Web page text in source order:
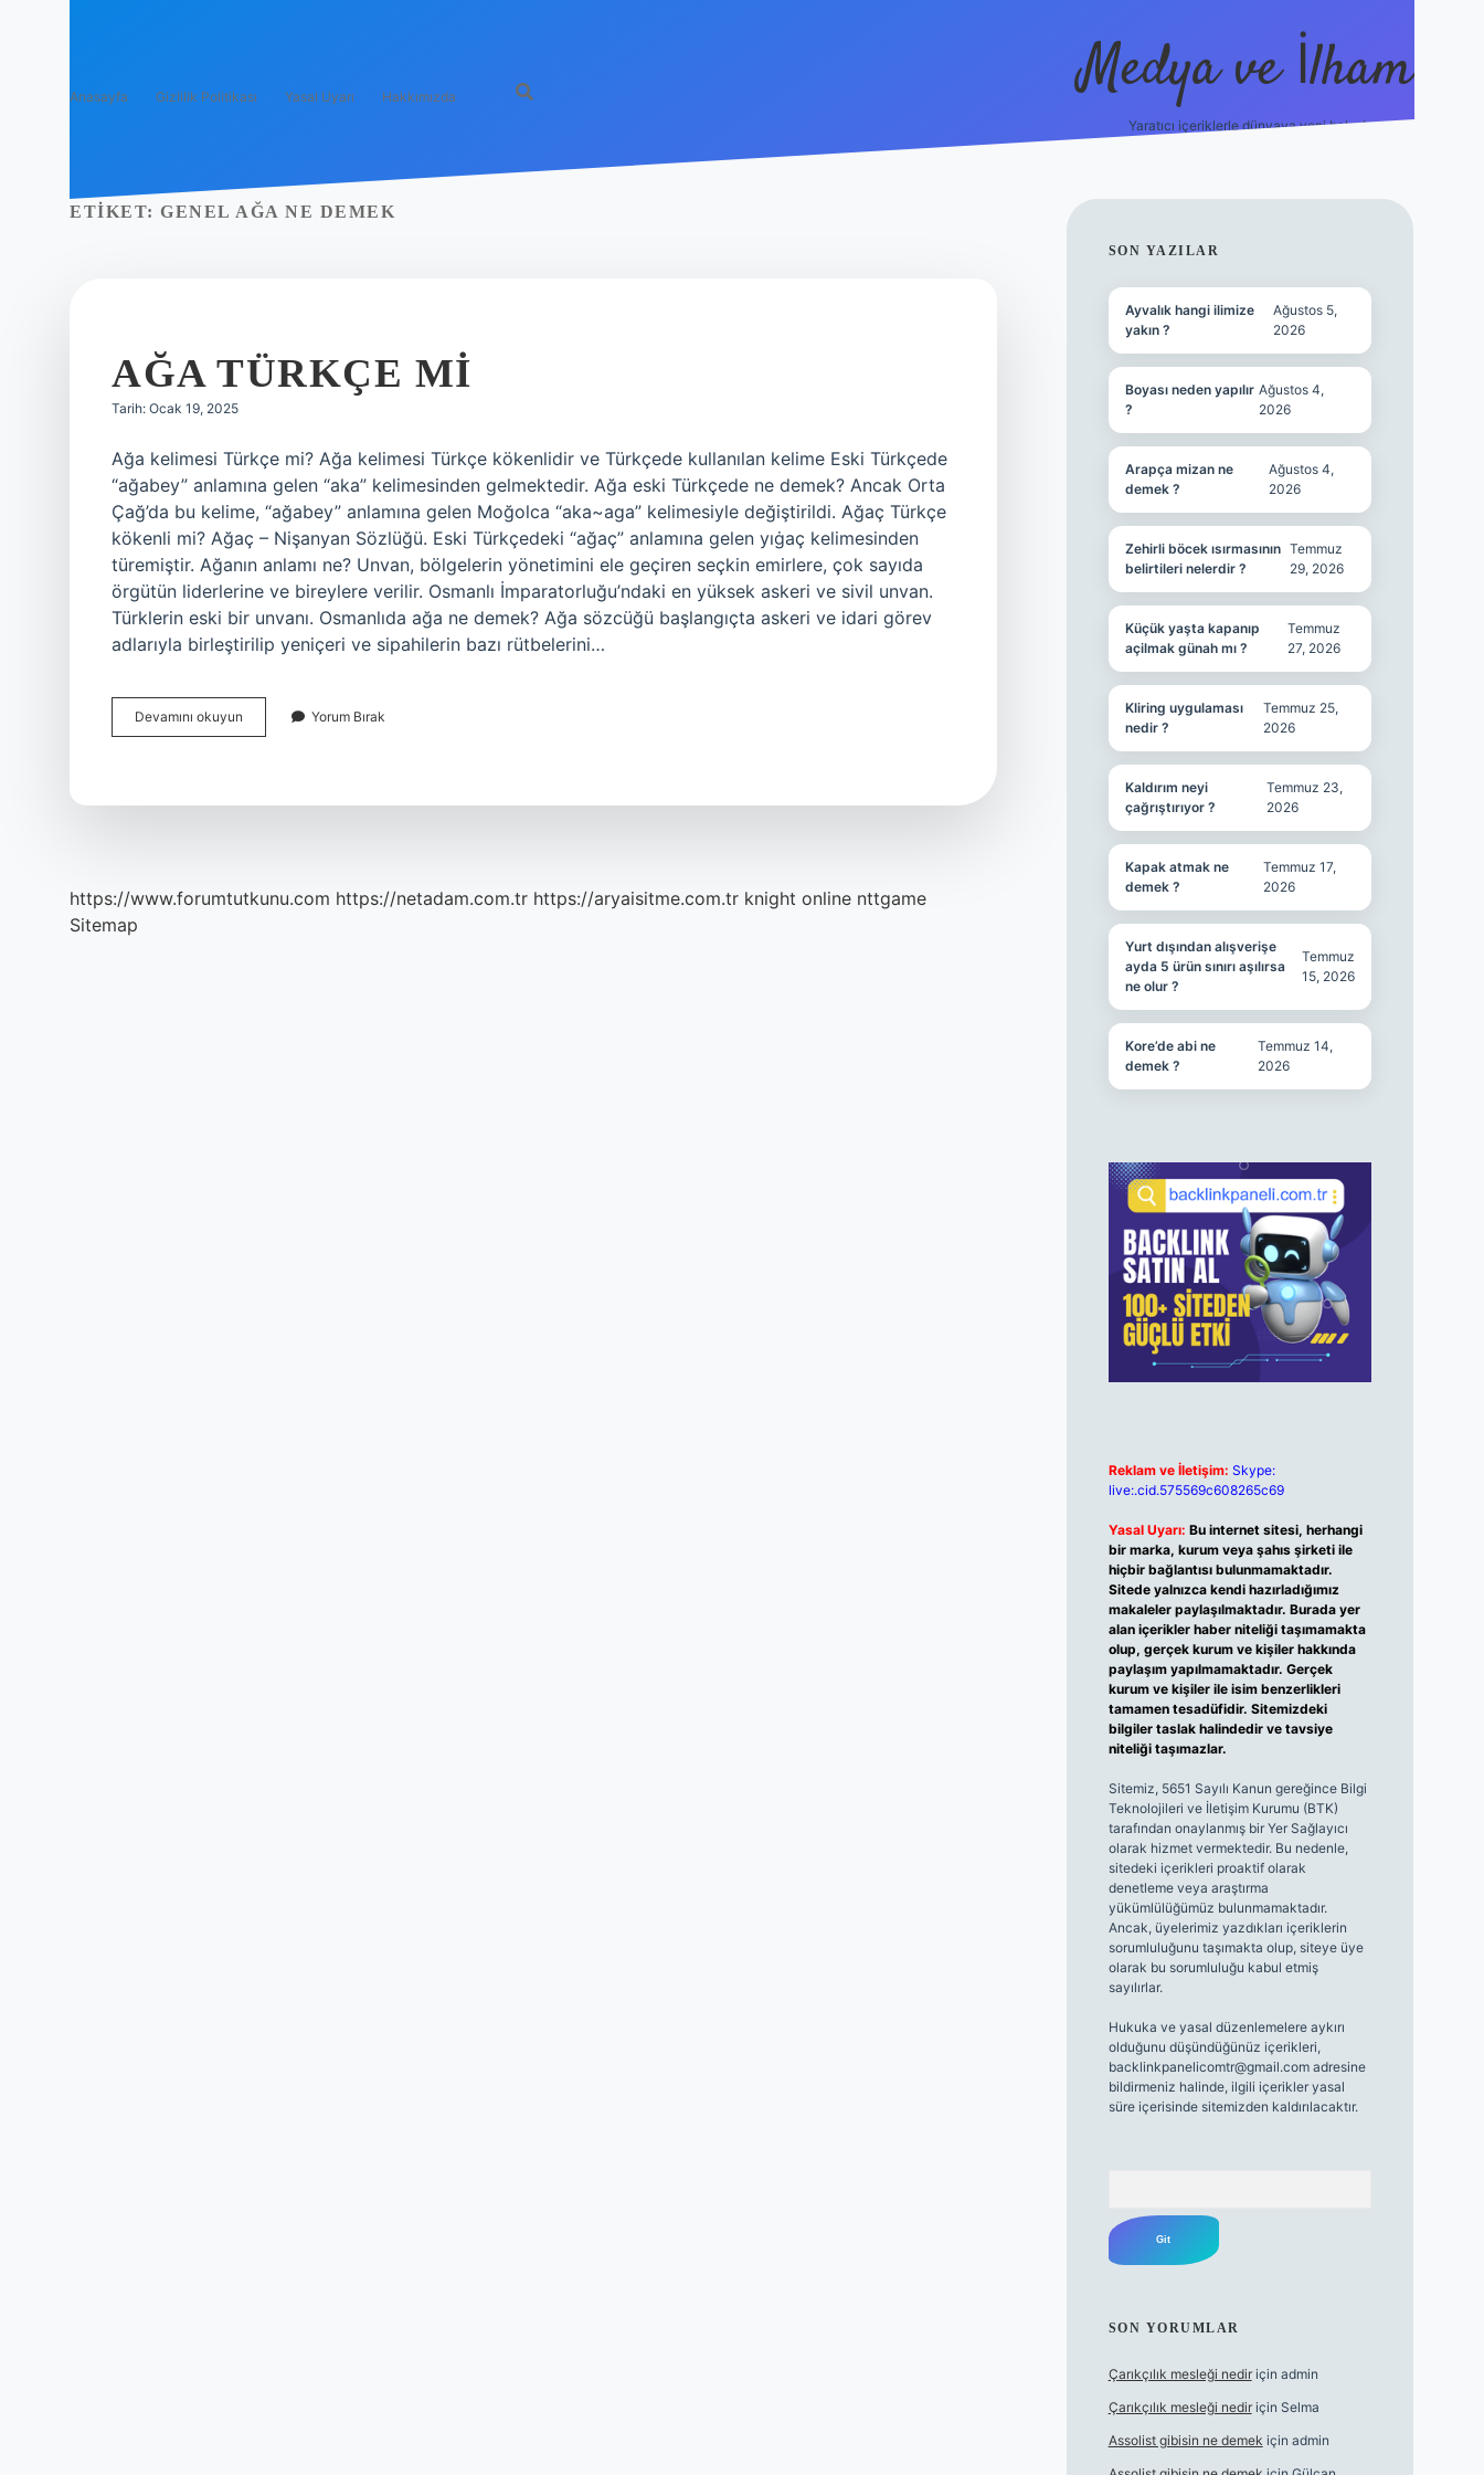
Anasayfa Gizlilik Politikası Yasal Uyarı Hakkımızda Medya ve İlham
Yaratıcı içeriklerle dünyaya yeni bakış!
ETIKET: GENEL AĞA NE DEMEK
AĞA TÜRKÇE MI
Tarih: Ocak 19, 2025
Ağa kelimesi Türkçe mi? Ağa kelimesi Türkçe kökenlidir ve Türkçede kullanılan kelime Eski Türkçede
“ağabey” anlamına gelen “aka” kelimesinden gelmektedir. Ağa eski Türkçede ne demek? Ancak Orta
Çağ’da bu kelime, “ağabey” anlamına gelen Moğolca “aka~aga” kelimesiyle değiştirildi. Ağaç Türkçe
kökenli mi? Ağaç – Nişanyan Sözlüğü. Eski Türkçedeki “ağaç” anlamına gelen yıġaç kelimesinden
türemiştir. Ağanın anlamı ne? Unvan, bölgelerin yönetimini ele geçiren seçkin emirlere, çok sayıda
örgütün liderlerine ve bireylere verilir. Osmanlı İmparatorluğu’ndaki en yüksek askeri ve sivil unvan.
Türklerin eski bir unvanı. Osmanlıda ağa ne demek? Ağa sözcüğü başlangıçta askeri ve idari görev
adlarıyla birleştirilip yeniçeri ve sipahilerin bazı rütbelerini…
Devamını okuyun
Türkçe
Yorum Bırak
https://www.forumtutkunu.com https://netadam.com.tr https://aryaisitme.com.tr knight online nttgame
Sitemap
SIDEBAR
SON YAZILAR
Ayvalık hangi ilimize
yakın ?
Ağustos 5,
2026
Boyası neden yapılır
?
Ağustos 4,
2026
Arapça mizan ne
demek ?
Ağustos 4,
2026
Zehirli böcek ısırmasının
belirtileri nelerdir ?
Temmuz
29, 2026
Küçük yaşta kapanıp
açilmak günah mı ?
Temmuz
27, 2026
Kliring uygulaması
nedir ?
Temmuz 25,
2026
Kaldırım neyi
çağrıştırıyor ?
Temmuz 23,
2026
Kapak atmak ne
demek ?
Temmuz 17,
2026
Yurt dışından alışverişe
ayda 5 ürün sınırı aşılırsa
ne olur ?
Temmuz
15, 2026
Kore’de abi ne
demek ?
Temmuz 14,
2026
Reklam ve İletişim: Skype:
live:.cid.575569c608265c69
Yasal Uyarı: Bu internet sitesi, herhangi
bir marka, kurum veya şahıs şirketi ile
hiçbir bağlantısı bulunmamaktadır.
Sitede yalnızca kendi hazırladığımız
makaleler paylaşılmaktadır. Burada yer
alan içerikler haber niteliği taşımamakta
olup, gerçek kurum ve kişiler hakkında
paylaşım yapılmamaktadır. Gerçek
kurum ve kişiler ile isim benzerlikleri
tamamen tesadüfidir. Sitemizdeki
bilgiler taslak halindedir ve tavsiye
niteliği taşımazlar.
Sitemiz, 5651 Sayılı Kanun gereğince Bilgi
Teknolojileri ve İletişim Kurumu (BTK)
tarafından onaylanmış bir Yer Sağlayıcı
olarak hizmet vermektedir. Bu nedenle,
sitedeki içerikleri proaktif olarak
denetleme veya araştırma
yükümlülüğümüz bulunmamaktadır.
Ancak, üyelerimiz yazdıkları içeriklerin
sorumluluğunu taşımakta olup, siteye üye
olarak bu sorumluluğu kabul etmiş
sayılırlar.
Hukuka ve yasal düzenlemelere aykırı
olduğunu düşündüğünüz içerikleri,
backlinkpanelicomtr@gmail.comadresine
bildirmeniz halinde, ilgili içerikler yasal
süre içerisinde sitemizden kaldırılacaktır.
SON YORUMLAR
Çarıkçılık mesleği nediriçin admin
Çarıkçılık mesleği nediriçin Selma
Assolist gibisin ne demek için admin
https://ilbet.online/ grandoperabet giriş